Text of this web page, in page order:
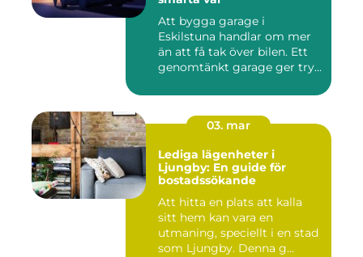
Att bygga garage i
Eskilstuna handlar om mer
än att få tak över bilen. Ett
genomtänkt garage ger try...
03. mar
Lediga lägenheter i
Ljungby: En guide för
bostadssökande
Att hitta en plats att kalla
sitt hem kan vara en
utmaning, speciellt i en stad
som Ljungby. Denna g...